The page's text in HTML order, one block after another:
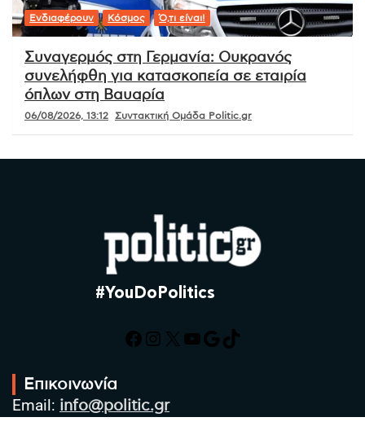
Ενδιαφέρουν Κόσμος Ό,τι είναι!
Συναγερμός στη Γερμανία: Ουκρανός
συνελήφθη για κατασκοπεία σε εταιρία
όπλων στη Βαυαρία
06/08/2026, 13:12 Συντακτική Ομάδα Politic.gr
#YouDoPolitics
Facebook
Instagram
X YouTube
Google
TikTok
Επικοινωνία
Email: info@politic.gr